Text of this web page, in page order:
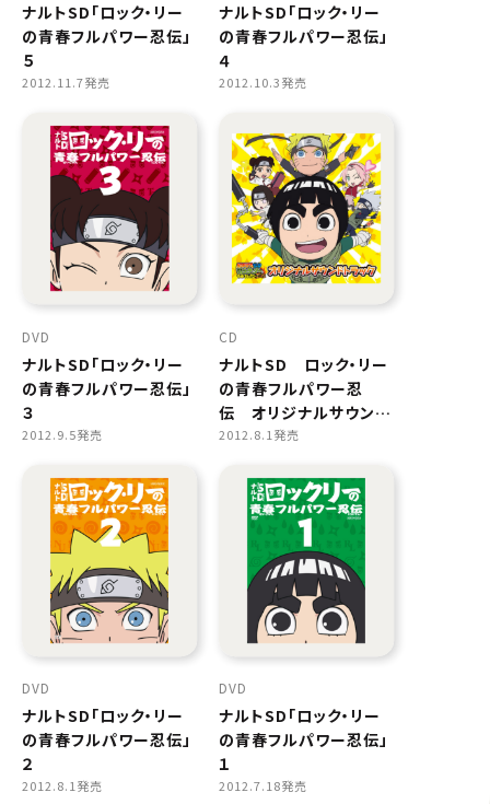
ナルトSD「ロック・リー
の青春フルパワー忍伝」
５
2012.11.7発売
ナルトSD「ロック・リー
の青春フルパワー忍伝」
４
2012.10.3発売
DVD
ナルトSD「ロック・リー
の青春フルパワー忍伝」
３
2012.9.5発売
CD
ナルトSD ロック・リー
の青春フルパワー忍
伝 オリジナルサウンド
トラック
2012.8.1発売
DVD
ナルトSD「ロック・リー
の青春フルパワー忍伝」
２
2012.8.1発売
DVD
ナルトSD「ロック・リー
の青春フルパワー忍伝」
１
2012.7.18発売